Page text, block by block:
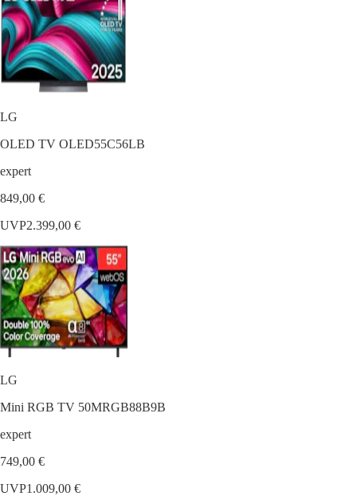
LG
OLED TV OLED55C56LB
expert
849,00 €
UVP2.399,00 €
LG
Mini RGB TV 50MRGB88B9B
expert
749,00 €
UVP1.009,00 €